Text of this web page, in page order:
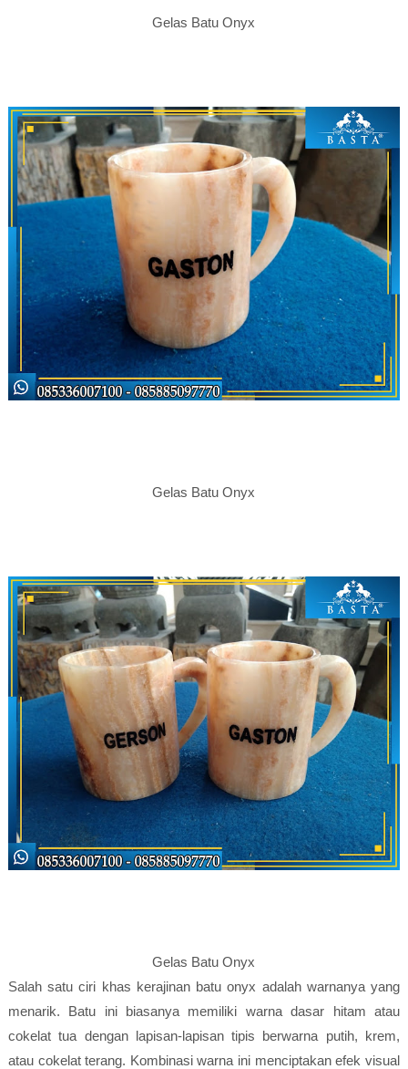
Gelas Batu Onyx
Gelas Batu Onyx
Gelas Batu Onyx
Salah satu ciri khas kerajinan batu onyx adalah warnanya yang
menarik. Batu ini biasanya memiliki warna dasar hitam atau
cokelat tua dengan lapisan-lapisan tipis berwarna putih, krem,
atau cokelat terang. Kombinasi warna ini menciptakan efek visual